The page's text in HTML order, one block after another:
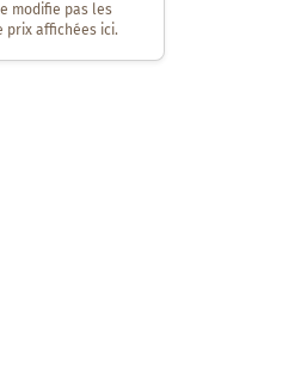
modifie pas les
prix affichées ici.